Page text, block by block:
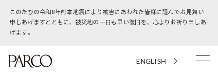
このたびの令和8年熊本地震により被害にあわれた皆様に謹んでお見舞い
申しあげますとともに、被災地の一日も早い復旧を、心よりお祈り申しあ
げます。
ENGLISH